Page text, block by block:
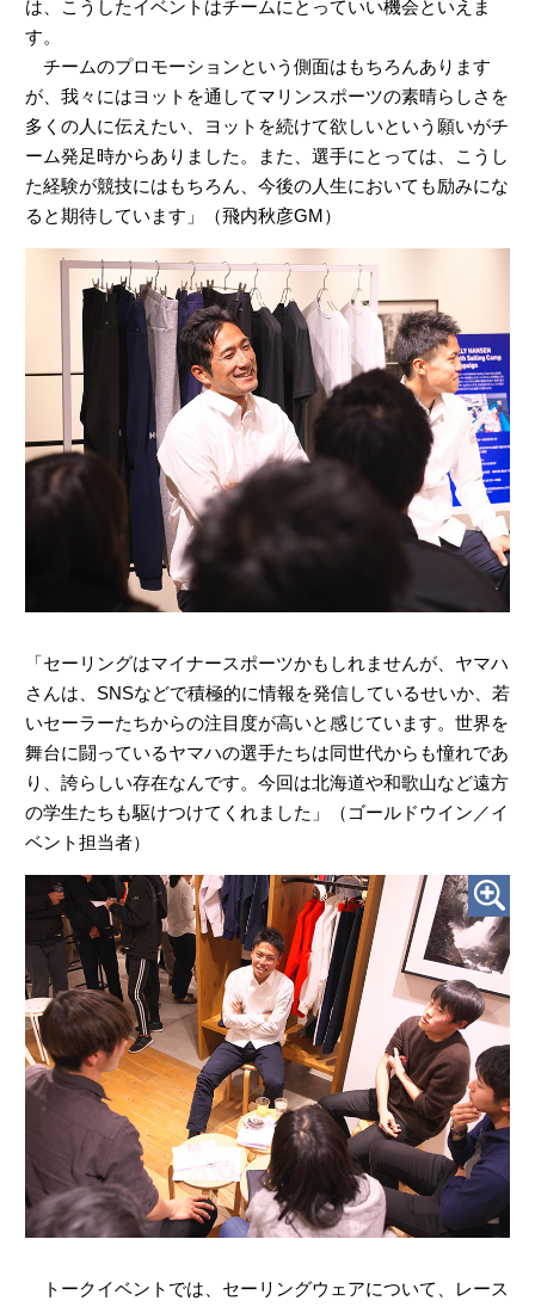
は、こうしたイベントはチームにとっていい機会といえま
す。
チームのプロモーションという側面はもちろんあります
が、我々にはヨットを通してマリンスポーツの素晴らしさを
多くの人に伝えたい、ヨットを続けて欲しいという願いがチ
ーム発足時からありました。また、選手にとっては、こうし
た経験が競技にはもちろん、今後の人生においても励みにな
ると期待しています」（飛内秋彦GM）
「セーリングはマイナースポーツかもしれませんが、ヤマハ
さんは、SNSなどで積極的に情報を発信しているせいか、若
いセーラーたちからの注目度が高いと感じています。世界を
舞台に闘っているヤマハの選手たちは同世代からも憧れであ
り、誇らしい存在なんです。今回は北海道や和歌山など遠方
の学生たちも駆けつけてくれました」（ゴールドウイン／イ
ベント担当者）
トークイベントでは、セーリングウェアについて、レース